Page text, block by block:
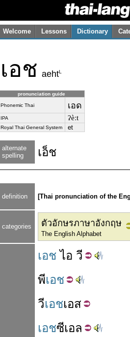
Welcome Lessons Dictionary
เอช aehtL
pronunciation guide
Phonemic Thai เอด
IPA ʔèːt
Royal Thai General System et
alternate
spelling
เอ็ช
definition [Thai pronunciation of the
categories ตัวอักษรภาษาอังกฤษ
The English Alphabet
เอช ไอ วี
พีเอช
วีเอชเอส
เอชซีเอล